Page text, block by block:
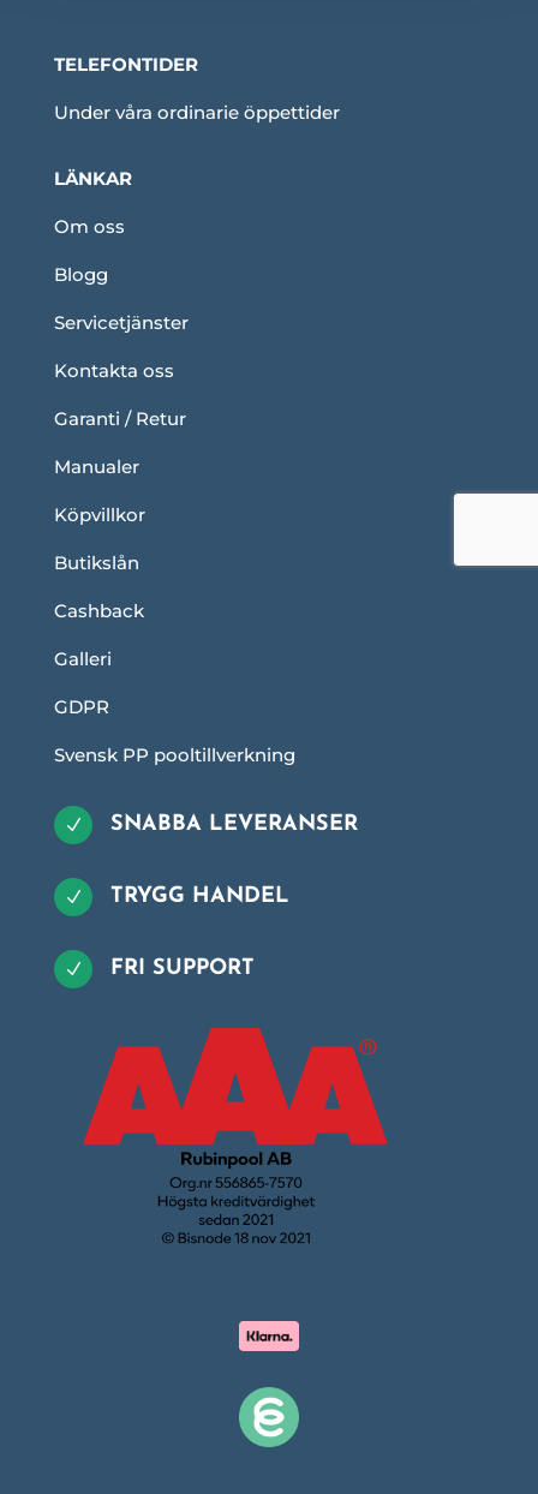
TELEFONTIDER
Under våra ordinarie öppettider
LÄNKAR
Om oss
Blogg
Servicetjänster
Kontakta oss
Garanti / Retur
Manualer
Köpvillkor
Butikslån
Cashback
Galleri
GDPR
Svensk PP pooltillverkning
N SNABBA LEVERANSER
N TRYGG HANDEL
N FRI SUPPORT